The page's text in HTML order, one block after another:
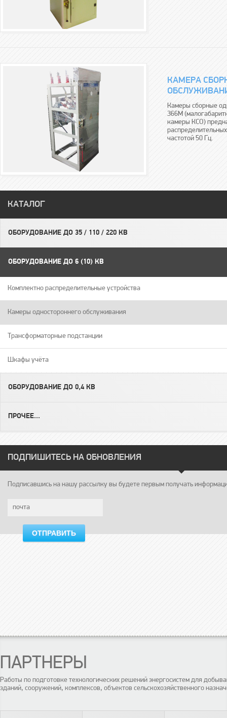
КАМЕРА
Камеры сборные
З66М
камеры КСО)
частотой 50 Гц.
КАТАЛОГ
ОБОРУДОВАНИЕ ДО 35 / 110 / 220 КВ
ОБОРУДОВАНИЕ ДО 6 (10) КВ
Комплектно распределительные устройства
Камеры одностороннего обслуживания
Трансформаторные подстанции
Шкафы учёта
ОБОРУДОВАНИЕ ДО 0,4 КВ
ПРОЧЕЕ...
ПОДПИШИТЕСЬ НА ОБНОВЛЕНИЯ
Подписавшись на нашу рассылку вы будете первым получать
ОТПРАВИТЬ
ПАРТНЕРЫ
Работы по подготовке технологических решений энергосистем для
зданий, сооружений, комплексов, объектов сельскохозяйственного